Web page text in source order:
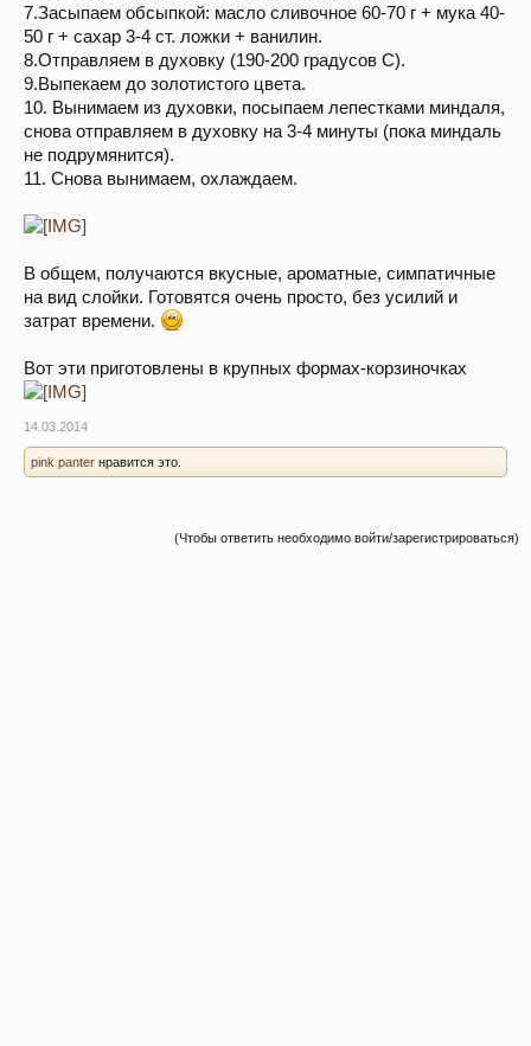
7.Засыпаем обсыпкой: масло сливочное 60-70 г + мука 40-
50 г + сахар 3-4 ст. ложки + ванилин.
8.Отправляем в духовку (190-200 градусов С).
9.Выпекаем до золотистого цвета.
10. Вынимаем из духовки, посыпаем лепестками миндаля,
снова отправляем в духовку на 3-4 минуты (пока миндаль
не подрумянится).
11. Снова вынимаем, охлаждаем.
В общем, получаются вкусные, ароматные, симпатичные
на вид слойки. Готовятся очень просто, без усилий и
затрат времени.
Вот эти приготовлены в крупных формах-корзиночках
14.03.2014
pink panter нравится это.
(Чтобы ответить необходимо войти/зарегистрироваться)